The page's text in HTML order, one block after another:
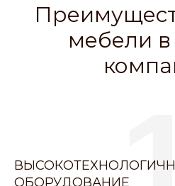
мебели
ОБОРУДОВАНИЕ